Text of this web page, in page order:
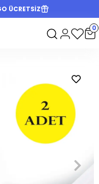
ÜCRETSİZ
0